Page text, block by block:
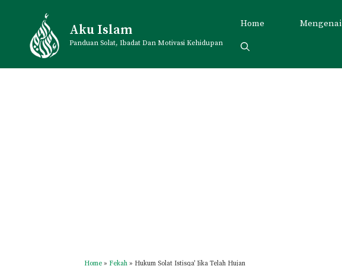
content
Aku Islam
Panduan Solat, Ibadat Dan Motivasi Kehidupan
Home Mengenai
Home » Fekah » Hukum Solat Istisqa' Jika Telah Hujan